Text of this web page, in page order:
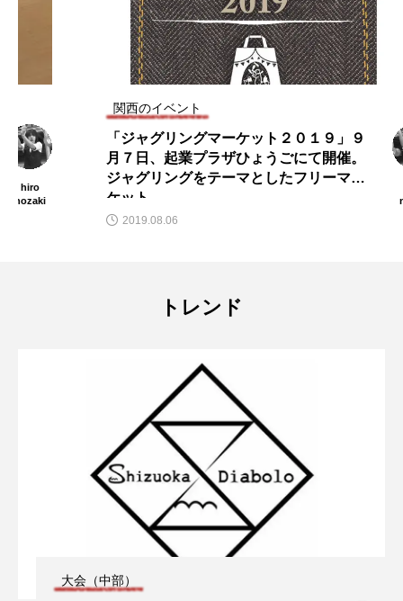
関西のイベント
「ジャグリングマーケット２０１９」９
月７日、起業プラザひょうごにて開催。
ジャグリングをテーマとしたフリーマー
ケット。
2019.08.06
トレンド
大会（中部）